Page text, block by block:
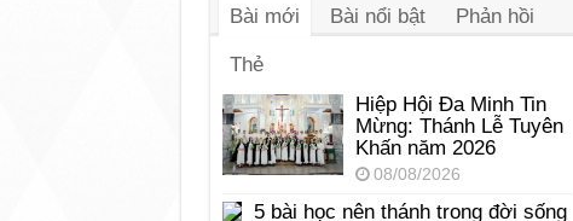
Bài mới Bài nổi bật Phản hồi
Thẻ
Hiệp Hội Đa Minh Tin
Mừng: Thánh Lễ Tuyên
Khấn năm 2026
08/08/2026
5 bài học nên thánh trong đời sống